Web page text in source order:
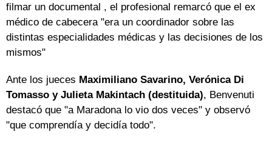
filmar un documental , el profesional remarcó que el ex
médico de cabecera "era un coordinador sobre las
distintas especialidades médicas y las decisiones de los
mismos"
Ante los jueces Maximiliano Savarino, Verónica Di
Tomasso y Julieta Makintach (destituida), Benvenuti
destacó que "a Maradona lo vio dos veces" y observó
"que comprendía y decidía todo".